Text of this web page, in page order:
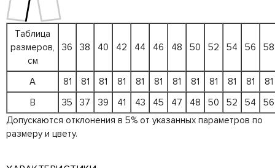
Таблица
размеров,
см
36 38 40 42 44 46 48 50 52 54 56 58
A 81 81 81 81 81 81 81 81 81 81 81
81
B
35 37 39 41 43 45 47 48 50 52 54
56
Допускаются отклонения в 5% от указанных параметров по
размеру и цвету.